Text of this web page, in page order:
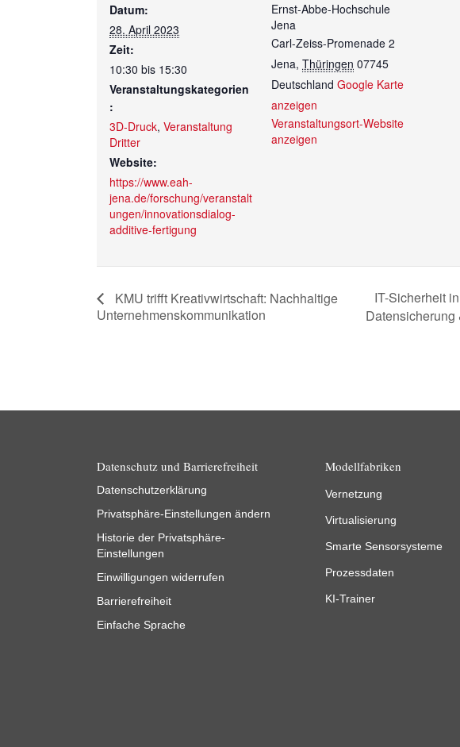
Datum:
28. April 2023
Zeit:
10:30 bis 15:30
Veranstaltungskategorien
:
3D-Druck, Veranstaltung
Dritter
Website:
https://www.eah-
jena.de/forschung/veranstalt
ungen/innovationsdialog-
additive-fertigung
Ernst-Abbe-Hochschule
Jena
Carl-Zeiss-Promenade 2
Jena, Thüringen 07745
Deutschland Google Karte
anzeigen
Veranstaltungsort-Website
anzeigen
KMU trifft Kreativwirtschaft: Nachhaltige
Unternehmenskommunikation
IT-Sicherheit
Datensicherung
Datenschutz und Barrierefreiheit
Datenschutzerklärung
Privatsphäre-Einstellungen ändern
Historie der Privatsphäre-
Einstellungen
Einwilligungen widerrufen
Barrierefreiheit
Einfache Sprache
Modellfabriken
Vernetzung
Virtualisierung
Smarte Sensorsysteme
Prozessdaten
KI-Trainer